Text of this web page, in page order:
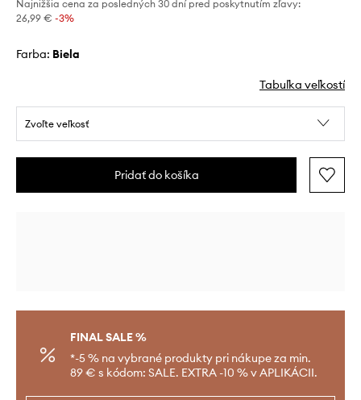
Najnižšia cena za posledných 30 dní pred poskytnutím zľavy:
26,99 € -3%
Farba: biela
Tabuľka veľkostí
Zvoľte veľkosť
Pridať do košíka
FINAL SALE %
*-5 % na vybrané produkty pri nákupe za min.
89 € s kódom: SALE. EXTRA -10 % v APLIKÁCII.